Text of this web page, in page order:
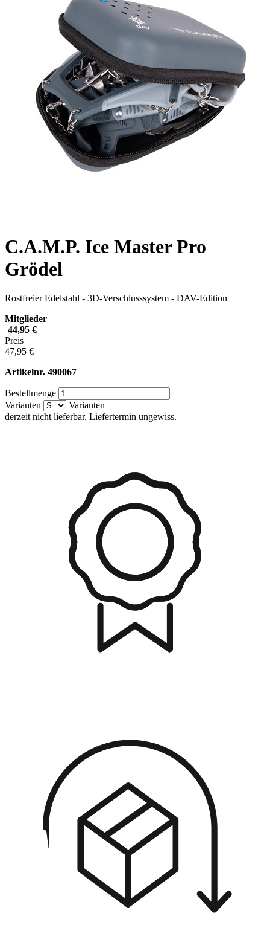
C.A.M.P. Ice Master Pro
Grödel
Rostfreier Edelstahl - 3D-Verschlusssystem - DAV-Edition
Mitglieder
44,95 €
Preis
47,95 €
Artikelnr. 490067
Bestellmenge
Varianten
Varianten
derzeit nicht lieferbar, Liefertermin ungewiss.